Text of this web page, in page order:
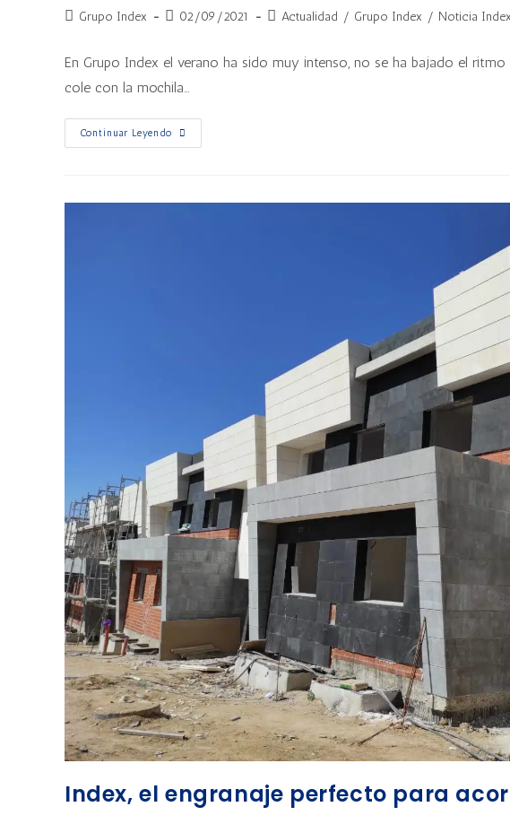
Grupo Index 02/09/2021 Actualidad / Grupo Index / Noticia Index
En Grupo Index el verano ha sido muy intenso, no se ha bajado el
cole con la mochila…
Continuar Leyendo
Index, el engranaje perfecto para